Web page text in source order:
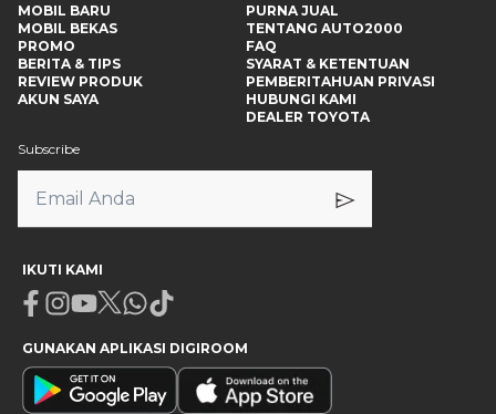
MOBIL BARU
MOBIL BEKAS
PROMO
BERITA & TIPS
REVIEW PRODUK
AKUN SAYA
PURNA JUAL
TENTANG AUTO2000
FAQ
SYARAT & KETENTUAN
PEMBERITAHUAN PRIVASI
HUBUNGI KAMI
DEALER TOYOTA
Subscribe
IKUTI KAMI
Facebook
Instagram
Youtube
X Whatsapp
Tiktok
GUNAKAN APLIKASI DIGIROOM